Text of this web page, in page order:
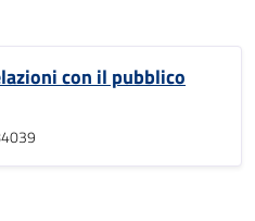
con il pubblico